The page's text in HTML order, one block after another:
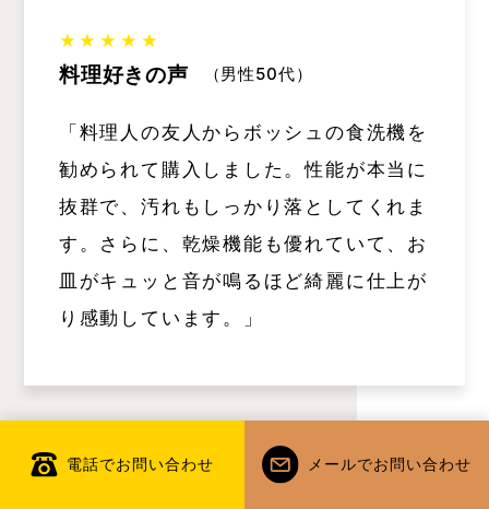
★★★★★
料理好きの声 （男性50代）
「料理人の友人からボッシュの食洗機を
勧められて購入しました。性能が本当に
抜群で、汚れもしっかり落としてくれま
す。さらに、乾燥機能も優れていて、お
皿がキュッと音が鳴るほど綺麗に仕上が
り感動しています。」
電話でお問い合わせ メールでお問い合わせ